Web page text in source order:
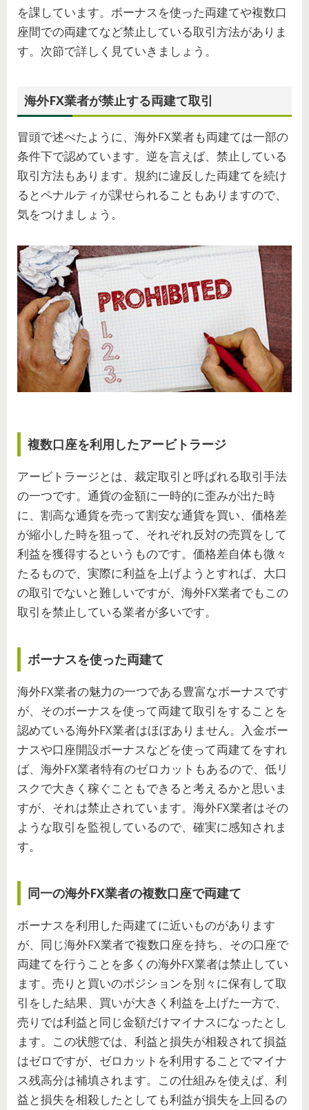
を課しています。ボーナスを使った両建てや複数口
座間での両建てなど禁止している取引方法がありま
す。次節で詳しく見ていきましょう。
海外FX業者が禁止する両建て取引
冒頭で述べたように、海外FX業者も両建ては一部の
条件下で認めています。逆を言えば、禁止している
取引方法もあります。規約に違反した両建てを続け
るとペナルティが課せられることもありますので、
気をつけましょう。
複数口座を利用したアービトラージ
アービトラージとは、裁定取引と呼ばれる取引手法
の一つです。通貨の金額に一時的に歪みが出た時
に、割高な通貨を売って割安な通貨を買い、価格差
が縮小した時を狙って、それぞれ反対の売買をして
利益を獲得するというものです。価格差自体も微々
たるもので、実際に利益を上げようとすれば、大口
の取引でないと難しいですが、海外FX業者でもこの
取引を禁止している業者が多いです。
ボーナスを使った両建て
海外FX業者の魅力の一つである豊富なボーナスです
が、そのボーナスを使って両建て取引をすることを
認めている海外FX業者はほぼありません。入金ボー
ナスや口座開設ボーナスなどを使って両建てをすれ
ば、海外FX業者特有のゼロカットもあるので、低リ
スクで大きく稼ぐこともできると考えるかと思いま
すが、それは禁止されています。海外FX業者はその
ような取引を監視しているので、確実に感知されま
す。
同一の海外FX業者の複数口座で両建て
ボーナスを利用した両建てに近いものがあります
が、同じ海外FX業者で複数口座を持ち、その口座で
両建てを行うことを多くの海外FX業者は禁止してい
ます。売りと買いのポジションを別々に保有して取
引をした結果、買いが大きく利益を上げた一方で、
売りでは利益と同じ金額だけマイナスになったとし
ます。この状態では、利益と損失が相殺されて損益
はゼロですが、ゼロカットを利用することでマイナ
ス残高分は補填されます。この仕組みを使えば、利
益と損失を相殺したとしても利益が損失を上回るの